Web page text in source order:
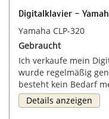
Digitalklavier -
Yamaha CLP-320
Gebraucht
Ich verkaufe mein
wurde regelmäßig
besteht kein Bedarf
Details anzeigen